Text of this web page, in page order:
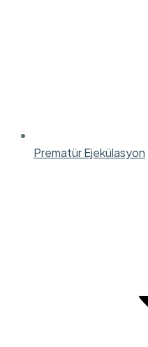
Prematür Ejekülasyon